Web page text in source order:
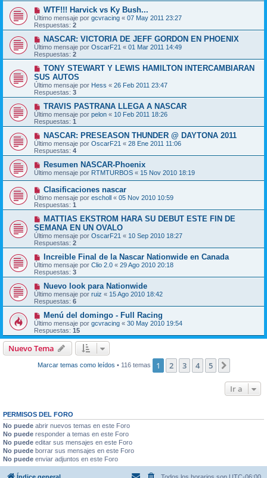
WTF!!! Harvick vs Ky Bush...
Último mensaje por gcvracing « 07 May 2011 23:27
Respuestas: 2
NASCAR: VICTORIA DE JEFF GORDON EN PHOENIX
Último mensaje por OscarF21 « 01 Mar 2011 14:49
Respuestas: 2
TONY STEWART Y LEWIS HAMILTON INTERCAMBIARAN
SUS AUTOS
Último mensaje por Hess « 26 Feb 2011 23:47
Respuestas: 3
TRAVIS PASTRANA LLEGA A NASCAR
Último mensaje por pelon « 10 Feb 2011 18:26
Respuestas: 1
NASCAR: PRESEASON THUNDER @ DAYTONA 2011
Último mensaje por OscarF21 « 28 Ene 2011 11:06
Respuestas: 4
Resumen NASCAR-Phoenix
Último mensaje por RTMTURBOS « 15 Nov 2010 18:19
Clasificaciones nascar
Último mensaje por escholl « 05 Nov 2010 10:59
Respuestas: 1
MATTIAS EKSTROM HARA SU DEBUT ESTE FIN DE
SEMANA EN UN OVALO
Último mensaje por OscarF21 « 10 Sep 2010 18:27
Respuestas: 2
Increible Final de la Nascar Nationwide en Canada
Último mensaje por Clio 2.0 « 29 Ago 2010 20:18
Respuestas: 3
Nuevo look para Nationwide
Último mensaje por ruiz « 15 Ago 2010 18:42
Respuestas: 6
Menú del domingo - Full Racing
Último mensaje por gcvracing « 30 May 2010 19:54
Respuestas: 15
Nuevo Tema
Marcar temas como leídos • 116 temas 1 2 3 4 5
Ir a
PERMISOS DEL FORO
No puede abrir nuevos temas en este Foro
No puede responder a temas en este Foro
No puede editar sus mensajes en este Foro
No puede borrar sus mensajes en este Foro
No puede enviar adjuntos en este Foro